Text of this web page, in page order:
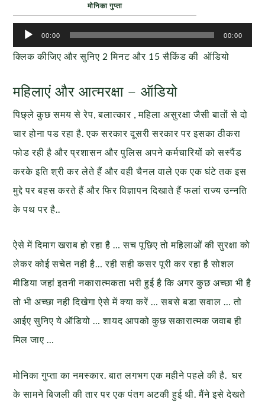
मोनिका गुप्ता
Audio
Player
00:00 00:00
क्लिक कीजिए और सुनिए 2 मिनट और 15 सैकिंड की ऑडियो
महिलाएं और आत्मरक्षा – ऑडियो
पिछ्ले कुछ समय से रेप, बलात्कार , महिला असुरक्षा जैसी बातों से दो
चार होना पड रहा है. एक सरकार दूसरी सरकार पर इसका ठीकरा
फोड रही है और प्रशासन और पुलिस अपने कर्मचारियों को सस्पैंड
करके इति श्री कर लेते हैं और वही चैनल वाले एक एक घंटे तक इस
मुद्दे पर बहस करते हैं और फिर विज्ञापन दिखाते हैं फलां राज्य उन्नति
के पथ पर है..
ऐसे में दिमाग खराब हो रहा है … सच पूछिए तो महिलाओं की सुरक्षा को
लेकर कोई सचेत नही है… रही सही कसर पूरी कर रहा है सोशल
मीडिया जहां इतनी नकारात्मकता भरी हुई है कि अगर कुछ अच्छा भी है
तो भी अच्छा नही दिखेगा ऐसे में क्या करें … सबसे बडा सवाल … तो
आईए सुनिए ये ऑडियो … शायद आपको कुछ सकारात्मक जवाब ही
मिल जाए …
मोनिका गुप्ता का नमस्कार. बात लगभग एक महीने पहले की है. घर
के सामने बिजली की तार पर एक पंतग अटकी हुई थी. मैंने इसे देखते